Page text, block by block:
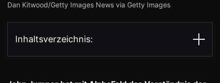
Dan Kitwood/Getty Images News via Getty Images
Inhaltsverzeichnis: